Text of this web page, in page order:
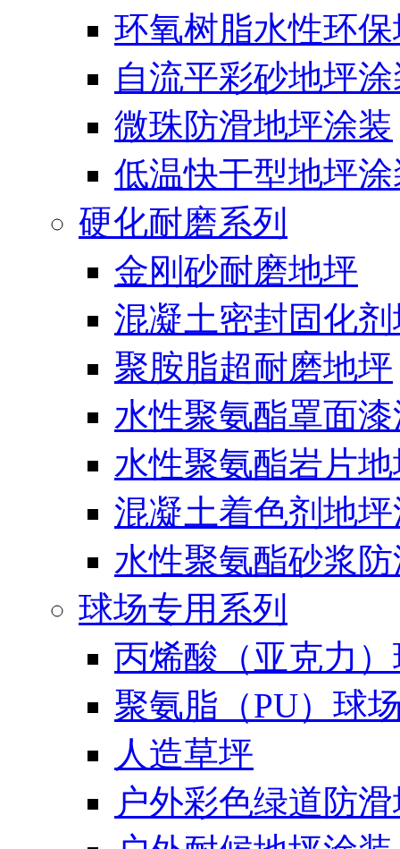
环氧树脂水性环
自流平彩砂地坪
微珠防滑地坪涂装
低温快干型地坪
硬化耐磨系列
金刚砂耐磨地坪
混凝土密封固化
聚胺脂超耐磨地坪
水性聚氨酯罩面
水性聚氨酯岩片
混凝土着色剂地
水性聚氨酯砂浆
球场专用系列
丙烯酸（亚克力
聚氨脂（PU）球
人造草坪
户外彩色绿道防